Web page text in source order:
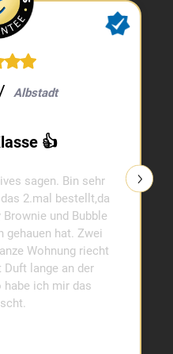
Albstadt
👍
sagen. Bin sehr
2.mal bestellt,da
und Bubble
gehauen hat. Zwei
Wohnung riecht
Duft lange an der
habe ich mir das